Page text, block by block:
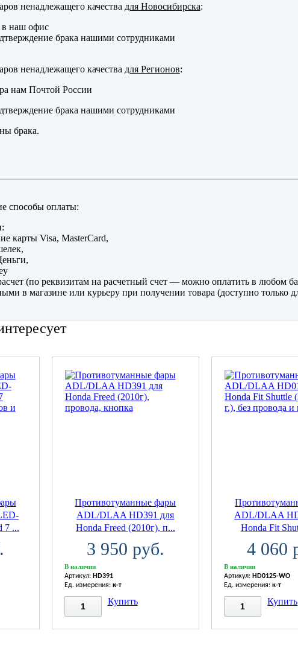
ненадлежащего качества для Новосибирска:
в наш офис
брака нашими сотрудниками
ненадлежащего качества для Регионов:
нам Почтой России
брака нашими сотрудниками
брака.
способы оплаты:
карты Visa, MasterCard,
(по реквизитам на расчетный счет — можно оплатить в любом
в магазине или курьеру при получении товара (доступно только
7 ...
Противотуманные фары
ADL/DLAA HD391 для
Honda Freed (2010г), п...
3 950 руб.
В наличии
Артикул: HD391
Ед. измерения: к-т
Купить
ADL/DLAA
Honda Fit
4 060
В наличии
Артикул: HD0125-WO
Ед. измерения:к-т
Купить